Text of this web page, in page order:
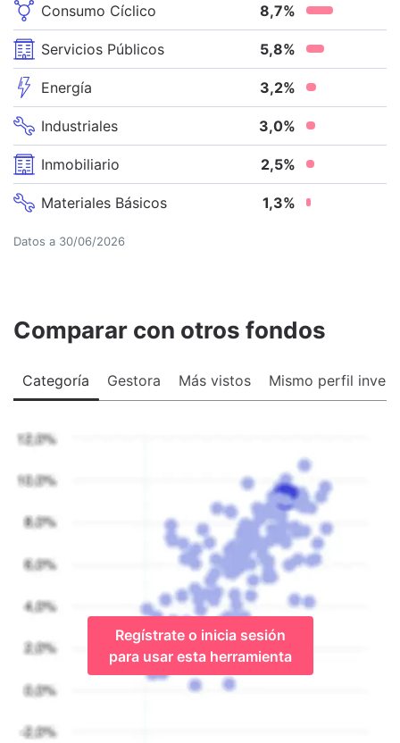
Consumo Cíclico 8,7%
Servicios Públicos 5,8%
Energía 3,2%
Industriales 3,0%
Inmobiliario 2,5%
Materiales Básicos 1,3%
Datos a 30/06/2026
Comparar con otros fondos
Categoría Gestora Más vistos Mismo perfil
Regístrate o inicia sesión
para usar esta herramienta